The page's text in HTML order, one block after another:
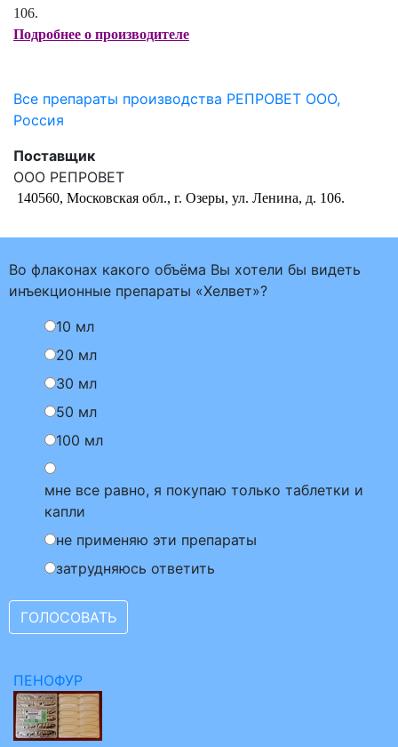
106.
Подробнее о производителе
Все препараты производства РЕПРОВЕТ ООО,
Россия
Поставщик
ООО РЕПРОВЕТ
140560, Московская обл., г. Озеры, ул. Ленина, д. 106.
Во флаконах какого объёма Вы хотели бы видеть
инъекционные препараты «Хелвет»?
10 мл
20 мл
30 мл
50 мл
100 мл
мне все равно, я покупаю только таблетки и
капли
не применяю эти препараты
затрудняюсь ответить
ПЕНОФУР